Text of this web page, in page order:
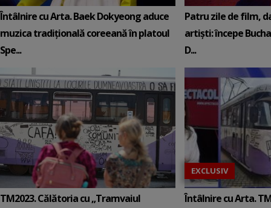
Întâlnire cu Arta. Baek Dokyeong aduce
muzica tradițională coreeană în platoul
Spe...
Patru zile de film,
artiști: începe
D...
TM2023. Călătoria cu „Tramvaiul
EXCLUSIV
Întâlnire cu Arta.